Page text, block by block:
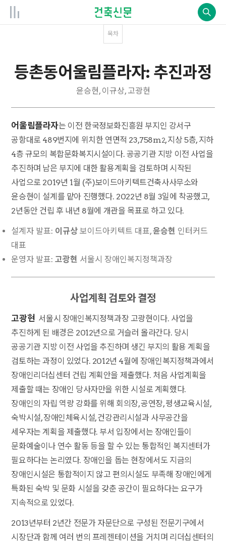
목차
등촌동어울림플라자: 추진과정
윤승현, 이규상, 고광현
어울림플라자는 이전 한국정보화진흥원 부지인 강서구
공항대로 489번지에 위치한 연면적 23,758m2, 지상 5층, 지하
4층 규모의 복합문화복지시설이다. 공공기관 지방 이전 사업을
추진하며 남은 부지에 대한 활용계획을 검토하며 시작된
사업으로 2019년 1월 (주)보이드아키텍트건축사사무소와
윤승현이 설계를 맡아 진행했다. 2022년 8월 3일에 착공했고,
2년동안 건립 후 내년 8월에 개관을 목표로 하고 있다.
설계자 발표: 이규상 보이드아키텍트 대표,윤승현 인터커드
대표
운영자 발표:고광현 서울시 장애인복지정책과장
사업계획 검토와 결정
고광현 서울시 장애인복지정책과장 고광현이다. 사업을
추진하게 된 배경은 2012년으로 거슬러 올라간다. 당시
공공기관 지방 이전 사업을 추진하며 생긴 부지의 활용 계획을
검토하는 과정이 있었다. 2012년 4월에 장애인복지정책과에서
장애인리더십센터 건립 계획안을 제출했다. 처음 사업계획을
제출할 때는 장애인 당사자만을 위한 시설로 계획했다.
장애인의 자립 역량 강화를 위해 회의장, 공연장, 평생교육시설,
숙박시설, 장애인체육시설, 건강관리시설과 사무공간을
세우자는 계획을 제출했다. 부서 입장에서는 장애인들이
문화예술이나 연수 활동 등을 할 수 있는 통합적인 복지센터가
필요하다는 논리였다. 장애인을 돕는 현장에서도 지금의
장애인시설은 통합적이지 않고 편의시설도 부족해 장애인에게
특화된 숙박 및 문화 시설을 갖춘 공간이 필요하다는 요구가
지속적으로 있었다.
2013년부터 2년간 전문가 자문단으로 구성된 전문기구에서
시장단과 함께 여러 번의 프레젠테이션을 거치며 리더십센터의